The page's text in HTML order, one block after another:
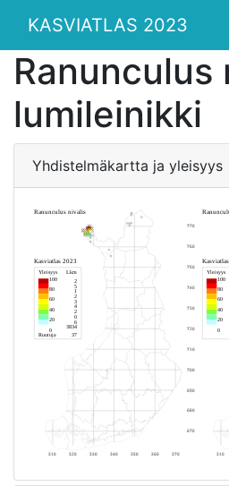
KASVIATLAS 2023
Ranunculus
lumileinikki
Yhdistelmäkartta ja yleisyys